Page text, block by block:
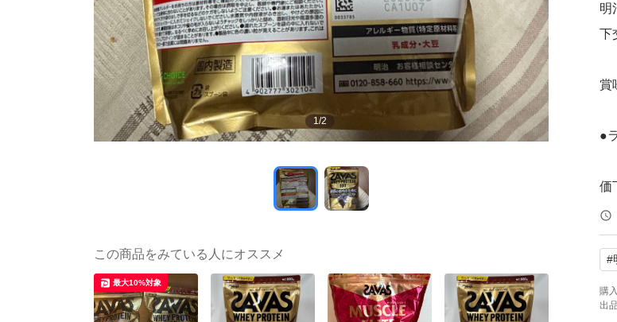
1/2
明
下
賞
●
価
商
す
す
#
購
出
この商品をみている人にオススメ
最大10%対象